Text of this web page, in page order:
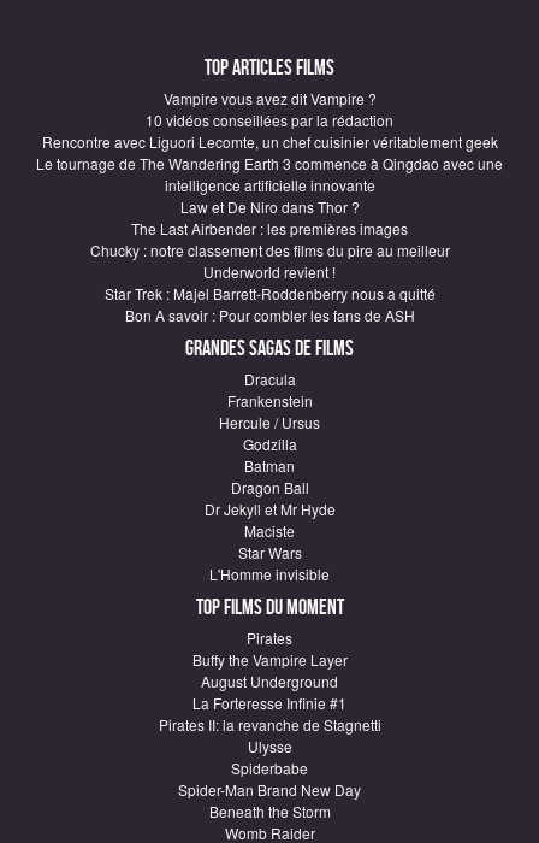
Top articles Films
Vampire vous avez dit Vampire ?
10 vidéos conseillées par la rédaction
Rencontre avec Liguori Lecomte, un chef cuisinier véritablement geek
Le tournage de The Wandering Earth 3 commence à Qingdao avec une
intelligence artificielle innovante
Law et De Niro dans Thor ?
The Last Airbender : les premières images
Chucky : notre classement des films du pire au meilleur
Underworld revient !
Star Trek : Majel Barrett-Roddenberry nous a quitté
Bon A savoir : Pour combler les fans de ASH
Grandes sagas de Films
Dracula
Frankenstein
Hercule / Ursus
Godzilla
Batman
Dragon Ball
Dr Jekyll et Mr Hyde
Maciste
Star Wars
L'Homme invisible
Top Films du moment
Pirates
Buffy the Vampire Layer
August Underground
La Forteresse Infinie #1
Pirates II: la revanche de Stagnetti
Ulysse
Spiderbabe
Spider-Man Brand New Day
Beneath the Storm
Womb Raider